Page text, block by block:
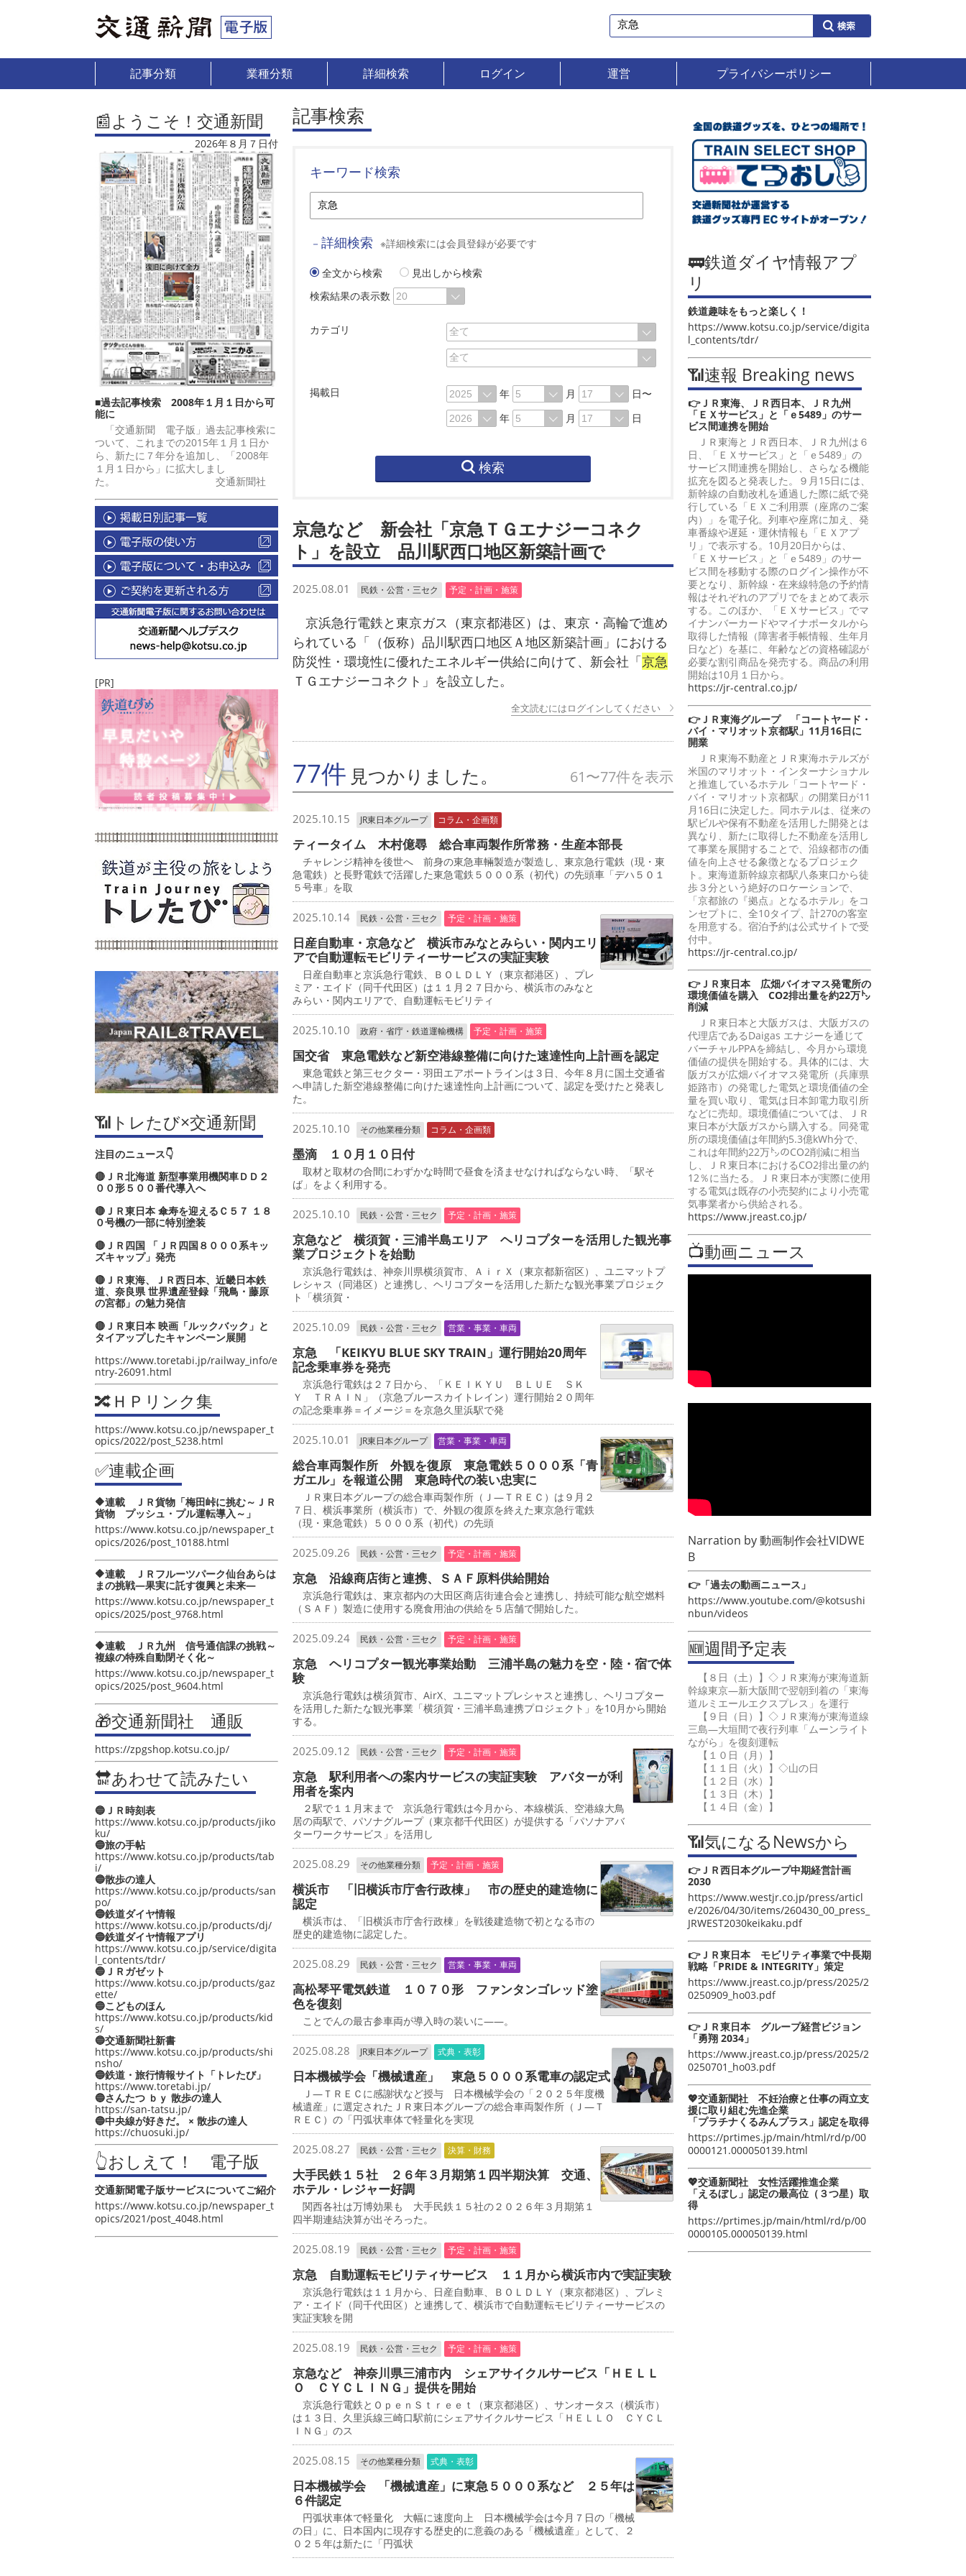
記事分類 業種分類 詳細検索 ログイン 運営 プライバシーポリシー
📰ようこそ！交通新聞
2026年８月７日付
■過去記事検索 2008年１月１日から可
能に
「交通新聞 電子版」過去記事検索に
ついて、これまでの2015年１月１日か
ら、新たに７年分を追加し、「2008年
１月１日から」に拡大しまし
た。 交通新聞社
[PR]
📶トレたび×交通新聞
注目のニュース👇
🔴ＪＲ北海道 新型事業用機関車ＤＤ２
００形５００番代導入へ
🔴ＪＲ東日本 傘寿を迎えるＣ５７ １８
０号機の一部に特別塗装
🔴ＪＲ四国 「ＪＲ四国８０００系キッ
ズキャップ」発売
🔴ＪＲ東海、ＪＲ西日本、近畿日本鉄
道、奈良県 世界遺産登録「飛鳥・藤原
の宮都」の魅力発信
🔴ＪＲ東日本 映画「ルックバック」と
タイアップしたキャンペーン展開
https://www.toretabi.jp/railway_info/e
ntry-26091.html
🔀ＨＰリンク集
https://www.kotsu.co.jp/newspaper_t
opics/2022/post_5238.html
✅連載企画
🔶連載 ＪＲ貨物「梅田峠に挑む～ＪＲ
貨物 プッシュ・プル運転導入～」
https://www.kotsu.co.jp/newspaper_t
opics/2026/post_10188.html
🔶連載 ＪＲフルーツパーク仙台あらは
まの挑戦―果実に託す復興と未来―
https://www.kotsu.co.jp/newspaper_t
opics/2025/post_9768.html
🔶連載 ＪＲ九州 信号通信課の挑戦～
複線の特殊自動閉そく化～
https://www.kotsu.co.jp/newspaper_t
opics/2025/post_9604.html
🎁交通新聞社 通販
https://zpgshop.kotsu.co.jp/
🔛あわせて読みたい
🔵ＪＲ時刻表
https://www.kotsu.co.jp/products/jiko
ku/
🔵旅の手帖
https://www.kotsu.co.jp/products/tab
i/
🔵散歩の達人
https://www.kotsu.co.jp/products/san
po/
🔵鉄道ダイヤ情報
https://www.kotsu.co.jp/products/dj/
🔵鉄道ダイヤ情報アプリ
https://www.kotsu.co.jp/service/digita
l_contents/tdr/
🔵ＪＲガゼット
https://www.kotsu.co.jp/products/gaz
ette/
🔵こどものほん
https://www.kotsu.co.jp/products/kid
s/
🔵交通新聞社新書
https://www.kotsu.co.jp/products/shi
nsho/
🔵鉄道・旅行情報サイト「トレたび」
https://www.toretabi.jp/
🔵さんたつ ｂｙ 散歩の達人
https://san-tatsu.jp/
🔵中央線が好きだ。 × 散歩の達人
https://chuosuki.jp/
👆おしえて！ 電子版
交通新聞電子版サービスについてご紹介
https://www.kotsu.co.jp/newspaper_t
opics/2021/post_4048.html
記事検索
キーワード検索
－ 詳細検索 ※詳細検索には会員登録が必要です
全文から検索
見出しから検索
検索結果の表示数
カテゴリ
掲載日 年 月
日〜
年
月 日
検索
京急など 新会社「京急ＴＧエナジーコネク
ト」を設立 品川駅西口地区新築計画で
2025.08.01 民鉄・公営・三セク 予定・計画・施策
京浜急行電鉄と東京ガス（東京都港区）は、東京・高輪で進め
られている「（仮称）品川駅西口地区Ａ地区新築計画」における
防災性・環境性に優れたエネルギー供給に向けて、新会社「京急
ＴＧエナジーコネクト」を設立した。
全文読むにはログインしてください
77件 見つかりました。 61〜77件を表示
2025.10.15 JR東日本グループ コラム・企画類
ティータイム 木村億尋 総合車両製作所常務・生産本部長
チャレンジ精神を後世へ 前身の東急車輛製造が製造し、東京急行電鉄（現・東
急電鉄）と長野電鉄で活躍した東急電鉄５０００系（初代）の先頭車「デハ５０１
５号車」を取
2025.10.14 民鉄・公営・三セク 予定・計画・施策
日産自動車・京急など 横浜市みなとみらい・関内エリ
アで自動運転モビリティーサービスの実証実験
日産自動車と京浜急行電鉄、ＢＯＬＤＬＹ（東京都港区）、プレ
ミア・エイド（同千代田区）は１１月２７日から、横浜市のみなと
みらい・関内エリアで、自動運転モビリティ
2025.10.10 政府・省庁・鉄道運輸機構 予定・計画・施策
国交省 東急電鉄など新空港線整備に向けた速達性向上計画を認定
東急電鉄と第三セクター・羽田エアポートラインは３日、今年８月に国土交通省
へ申請した新空港線整備に向けた速達性向上計画について、認定を受けたと発表し
た。
2025.10.10 その他業種分類 コラム・企画類
墨滴 １０月１０日付
取材と取材の合間にわずかな時間で昼食を済ませなければならない時、「駅そ
ば」をよく利用する。
2025.10.10 民鉄・公営・三セク 予定・計画・施策
京急など 横須賀・三浦半島エリア ヘリコプターを活用した観光事
業プロジェクトを始動
京浜急行電鉄は、神奈川県横須賀市、ＡｉｒＸ（東京都新宿区）、ユニマットプ
レシャス（同港区）と連携し、ヘリコプターを活用した新たな観光事業プロジェク
ト「横須賀・
2025.10.09 民鉄・公営・三セク 営業・事業・車両
京急 「KEIKYU BLUE SKY TRAIN」運行開始20周年
記念乗車券を発売
京浜急行電鉄は２７日から、「ＫＥＩＫＹＵ ＢＬＵＥ ＳＫ
Ｙ ＴＲＡＩＮ」（京急ブルースカイトレイン）運行開始２０周年
の記念乗車券＝イメージ＝を京急久里浜駅で発
2025.10.01 JR東日本グループ 営業・事業・車両
総合車両製作所 外観を復原 東急電鉄５０００系「青
ガエル」を報道公開 東急時代の装い忠実に
ＪＲ東日本グループの総合車両製作所（Ｊ―ＴＲＥＣ）は９月２
７日、横浜事業所（横浜市）で、外観の復原を終えた東京急行電鉄
（現・東急電鉄）５０００系（初代）の先頭
2025.09.26 民鉄・公営・三セク 予定・計画・施策
京急 沿線商店街と連携、ＳＡＦ原料供給開始
京浜急行電鉄は、東京都内の大田区商店街連合会と連携し、持続可能な航空燃料
（ＳＡＦ）製造に使用する廃食用油の供給を５店舗で開始した。
2025.09.24 民鉄・公営・三セク 予定・計画・施策
京急 ヘリコプター観光事業始動 三浦半島の魅力を空・陸・宿で体
験
京浜急行電鉄は横須賀市、AirX、ユニマットプレシャスと連携し、ヘリコプター
を活用した新たな観光事業「横須賀・三浦半島連携プロジェクト」を10月から開始
する。
2025.09.12 民鉄・公営・三セク 予定・計画・施策
京急 駅利用者への案内サービスの実証実験 アバターが利
用者を案内
２駅で１１月末まで 京浜急行電鉄は今月から、本線横浜、空港線大鳥
居の両駅で、パソナグループ（東京都千代田区）が提供する「パソナアバ
ターワークサービス」を活用し
2025.08.29 その他業種分類 予定・計画・施策
横浜市 「旧横浜市庁舎行政棟」 市の歴史的建造物に
認定
横浜市は、「旧横浜市庁舎行政棟」を戦後建造物で初となる市の
歴史的建造物に認定した。
2025.08.29 民鉄・公営・三セク 営業・事業・車両
高松琴平電気鉄道 １０７０形 ファンタンゴレッド塗
色を復刻
ことでんの最古参車両が導入時の装いに――。
2025.08.28 JR東日本グループ 式典・表彰
日本機械学会「機械遺産」 東急５０００系電車の認定式
Ｊ―ＴＲＥＣに感謝状など授与 日本機械学会の「２０２５年度機
械遺産」に選定されたＪＲ東日本グループの総合車両製作所（Ｊ―Ｔ
ＲＥＣ）の「円弧状車体で軽量化を実現
2025.08.27 民鉄・公営・三セク 決算・財務
大手民鉄１５社 ２６年３月期第１四半期決算 交通、
ホテル・レジャー好調
関西各社は万博効果も 大手民鉄１５社の２０２６年３月期第１
四半期連結決算が出そろった。
2025.08.19 民鉄・公営・三セク 予定・計画・施策
京急 自動運転モビリティサービス １１月から横浜市内で実証実験
京浜急行電鉄は１１月から、日産自動車、ＢＯＬＤＬＹ（東京都港区）、プレミ
ア・エイド（同千代田区）と連携して、横浜市で自動運転モビリティーサービスの
実証実験を開
2025.08.19 民鉄・公営・三セク 予定・計画・施策
京急など 神奈川県三浦市内 シェアサイクルサービス「ＨＥＬＬ
Ｏ ＣＹＣＬＩＮＧ」提供を開始
京浜急行電鉄とＯｐｅｎＳｔｒｅｅｔ（東京都港区）、サンオータス（横浜市）
は１３日、久里浜線三崎口駅前にシェアサイクルサービス「ＨＥＬＬＯ ＣＹＣＬ
ＩＮＧ」のス
2025.08.15 その他業種分類 式典・表彰
日本機械学会 「機械遺産」に東急５０００系など ２５年は
６件認定
円弧状車体で軽量化 大幅に速度向上 日本機械学会は今月７日の「機械
の日」に、日本国内に現存する歴史的に意義のある「機械遺産」として、２
０２５年は新たに「円弧状
🚃鉄道ダイヤ情報アプ
リ
鉄道趣味をもっと楽しく！
https://www.kotsu.co.jp/service/digita
l_contents/tdr/
📶速報 Breaking news
👉ＪＲ東海、ＪＲ西日本、ＪＲ九州
「ＥＸサービス」と「ｅ5489」のサー
ビス間連携を開始
ＪＲ東海とＪＲ西日本、ＪＲ九州は６
日、「ＥＸサービス」と「ｅ5489」の
サービス間連携を開始し、さらなる機能
拡充を図ると発表した。９月15日には、
新幹線の自動改札を通過した際に紙で発
行している「ＥＸご利用票（座席のご案
内）」を電子化。列車や座席に加え、発
車番線や遅延・運休情報も「ＥＸアプ
リ」で表示する。10月20日からは、
「ＥＸサービス」と「ｅ5489」のサー
ビス間を移動する際のログイン操作が不
要となり、新幹線・在来線特急の予約情
報はそれぞれのアプリでをまとめて表示
する。このほか、「ＥＸサービス」でマ
イナンバーカードやマイナポータルから
取得した情報（障害者手帳情報、生年月
日など）を基に、年齢などの資格確認が
必要な割引商品を発売する。商品の利用
開始は10月１日から。
https://jr-central.co.jp/
👉ＪＲ東海グループ 「コートヤード・
バイ・マリオット京都駅」11月16日に
開業
ＪＲ東海不動産とＪＲ東海ホテルズが
米国のマリオット・インターナショナル
と推進しているホテル「コートヤード・
バイ・マリオット京都駅」の開業日が11
月16日に決定した。同ホテルは、従来の
駅ビルや保有不動産を活用した開発とは
異なり、新たに取得した不動産を活用し
て事業を展開することで、沿線都市の価
値を向上させる象徴となるプロジェク
ト。東海道新幹線京都駅八条東口から徒
歩３分という絶好のロケーションで、
「京都旅の『拠点』となるホテル」をコ
ンセプトに、全10タイプ、計270の客室
を用意する。宿泊予約は公式サイトで受
付中。
https://jr-central.co.jp/
👉ＪＲ東日本 広畑バイオマス発電所の
環境価値を購入 CO2排出量を約22万㌧
削減
ＪＲ東日本と大阪ガスは、大阪ガスの
代理店であるDaigas エナジーを通じて
バーチャルPPAを締結し、今月から環境
価値の提供を開始する。具体的には、大
阪ガスが広畑バイオマス発電所（兵庫県
姫路市）の発電した電気と環境価値の全
量を買い取り、電気は日本卸電力取引所
などに売却。環境価値については、ＪＲ
東日本が大阪ガスから購入する。同発電
所の環境価値は年間約5.3億kWh分で、
これは年間約22万㌧のCO2削減に相当
し、ＪＲ東日本におけるCO2排出量の約
12％に当たる。ＪＲ東日本が実際に使用
する電気は既存の小売契約により小売電
気事業者から供給される。
https://www.jreast.co.jp/
📺動画ニュース
Narration by動画制作会社VIDWE
B
👉「過去の動画ニュース」
https://www.youtube.com/@kotsushi
nbun/videos
🆕週間予定表
【８日（土）】◇ＪＲ東海が東海道新
幹線東京―新大阪間で翌朝到着の「東海
道ルミエールエクスプレス」を運行
【９日（日）】◇ＪＲ東海が東海道線
三島―大垣間で夜行列車「ムーンライト
ながら」を復刻運転
【１０日（月）】
【１１日（火）】◇山の日
【１２日（水）】
【１３日（木）】
【１４日（金）】
📶気になるNewsから
👉ＪＲ西日本グループ中期経営計画
2030
https://www.westjr.co.jp/press/articl
e/2026/04/30/items/260430_00_press_
JRWEST2030keikaku.pdf
👉ＪＲ東日本 モビリティ事業で中長期
戦略「PRIDE & INTEGRITY」策定
https://www.jreast.co.jp/press/2025/2
0250909_ho03.pdf
👉ＪＲ東日本 グループ経営ビジョン
「勇翔 2034」
https://www.jreast.co.jp/press/2025/2
0250701_ho03.pdf
💖交通新聞社 不妊治療と仕事の両立支
援に取り組む先進企業
「プラチナくるみんプラス」認定を取得
https://prtimes.jp/main/html/rd/p/00
0000121.000050139.html
💖交通新聞社 女性活躍推進企業
「えるぼし」認定の最高位（３つ星）取
得
https://prtimes.jp/main/html/rd/p/00
0000105.000050139.html